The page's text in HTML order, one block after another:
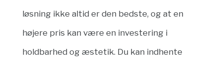
løsning ikke altid er den bedste, og at en
højere pris kan være en investering i
holdbarhed og æstetik. Du kan indhente